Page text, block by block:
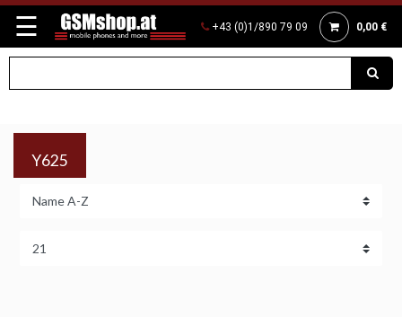
☰ +43 (0)1/890 79 09 0,00 €
Y625